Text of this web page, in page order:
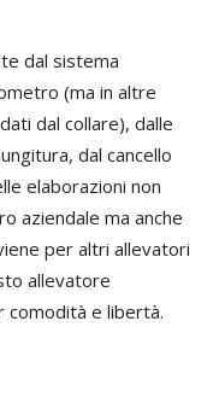
dal sistema
(ma in altre
dal collare), dalle
dal cancello
elaborazioni non
aziendale ma anche
per altri allevatori
allevatore
comodità e libertà.